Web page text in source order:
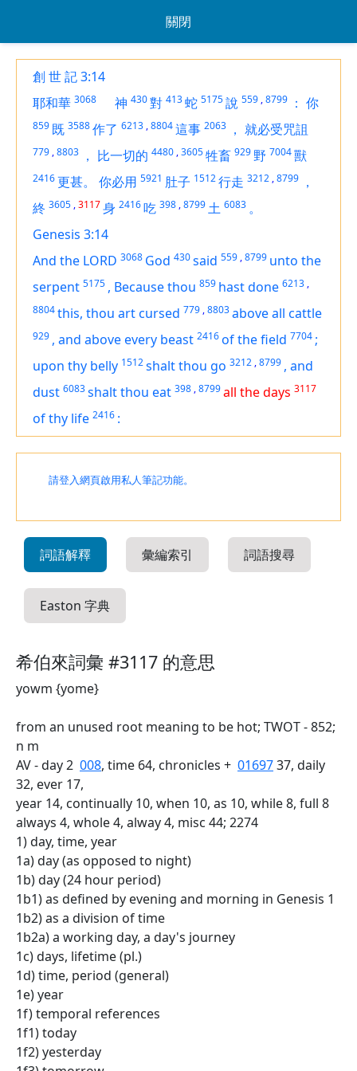
關閉
創 世 記 3:14
耶和華 3068 神 430對 413蛇 5175說 559 ,8799 ： 你
859 既 3588作了 6213 ,8804這事 2063 ， 就必受咒詛
779 ,8803 ， 比一切的 4480 ,3605牲畜 929野 7004獸
2416更甚。 你必用 5921 肚子 1512行走 3212 ,8799 ，
終 3605 ,3117身 2416吃 398 ,8799土 6083 。
Genesis 3:14
And the LORD 3068 God 430said 559 ,8799 unto the
serpent 5175 , Because thou 859 hast done 6213 ,
8804this, thou artcursed 779 ,8803above all cattle
929 , and above every beast 2416of the field 7704 ;
upon thy belly 1512shalt thou go 3212 ,8799 , and
dust 6083shalt thou eat 398 ,8799all the days 3117
of thy life 2416 :
請登入網頁啟用私人筆記功能。
詞語解釋 彙編索引 詞語搜尋
Easton 字典
希伯來詞彙 #3117 的意思
yowm {yome}
from an unused root meaning to be hot; TWOT - 852;
n m
AV - day 2 008, time 64, chronicles + 0169737, daily
32, ever 17,
year 14, continually 10, when 10, as 10, while 8, full 8
always 4, whole 4, alway 4, misc 44; 2274
1) day, time, year
1a) day (as opposed to night)
1b) day (24 hour period)
1b1) as defined by evening and morning in Genesis 1
1b2) as a division of time
1b2a) a working day, a day's journey
1c) days, lifetime (pl.)
1d) time, period (general)
1e) year
1f) temporal references
1f1) today
1f2) yesterday